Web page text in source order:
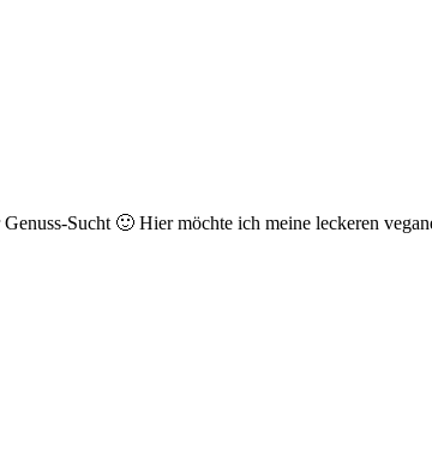
Sucht 🙂 Hier möchte ich meine leckeren